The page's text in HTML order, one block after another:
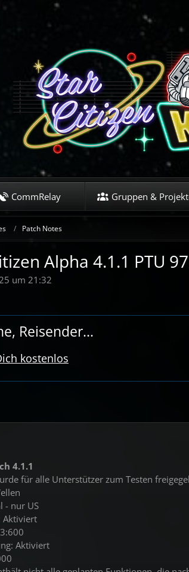
CommRelay Gruppen &
Patch Notes
Alpha 4.1.1 PTU
um 21:32
Reisender...
kostenlos
4.1.1
für alle Unterstützer zum Testen
- nur US
Aktiviert
Aktiviert